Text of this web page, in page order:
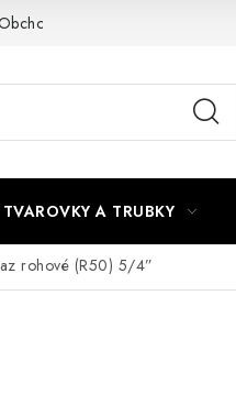
podmínky
TVAROVKY A TRUBKY
rohové (R50) 5/4”